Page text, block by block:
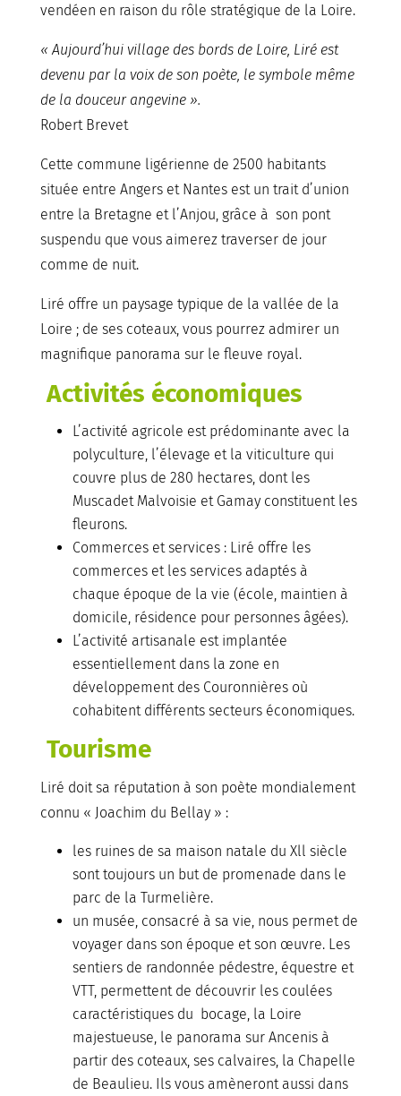
vendéen en raison du rôle stratégique de la Loire.
« Aujourd’hui village des bords de Loire, Liré est
devenu par la voix de son poète, le symbole même
de la douceur angevine ».
Robert Brevet
Cette commune ligérienne de 2500 habitants
située entre Angers et Nantes est un trait d’union
entre la Bretagne et l’Anjou, grâce à son pont
suspendu que vous aimerez traverser de jour
comme de nuit.
Liré offre un paysage typique de la vallée de la
Loire ; de ses coteaux, vous pourrez admirer un
magnifique panorama sur le fleuve royal.
Activités économiques
L’activité agricole est prédominante avec la
polyculture, l’élevage et la viticulture qui
couvre plus de 280 hectares, dont les
Muscadet Malvoisie et Gamay constituent les
fleurons.
Commerces et services : Liré offre les
commerces et les services adaptés à
chaque époque de la vie (école, maintien à
domicile, résidence pour personnes âgées).
L’activité artisanale est implantée
essentiellement dans la zone en
développement des Couronnières où
cohabitent différents secteurs économiques.
Tourisme
Liré doit sa réputation à son poète mondialement
connu « Joachim du Bellay » :
les ruines de sa maison natale du Xll siècle
sont toujours un but de promenade dans le
parc de la Turmelière.
un musée, consacré à sa vie, nous permet de
voyager dans son époque et son œuvre. Les
sentiers de randonnée pédestre, équestre et
VTT, permettent de découvrir les coulées
caractéristiques du bocage, la Loire
majestueuse, le panorama sur Ancenis à
partir des coteaux, ses calvaires, la Chapelle
de Beaulieu. Ils vous amèneront aussi dans